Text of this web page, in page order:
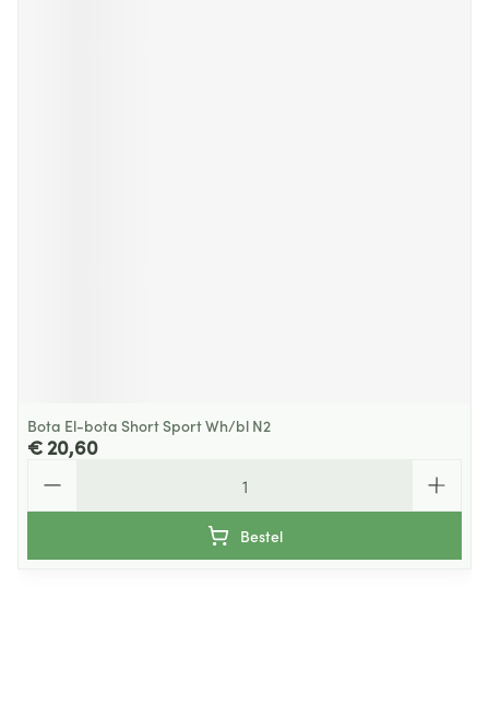
Bota El-bota Short Sport Wh/bl N2
€ 20,60
Bestel